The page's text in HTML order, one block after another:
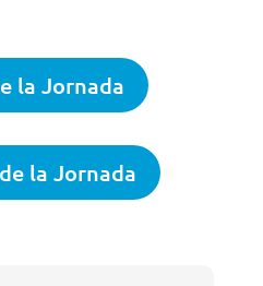
la Jornada
la Jornada